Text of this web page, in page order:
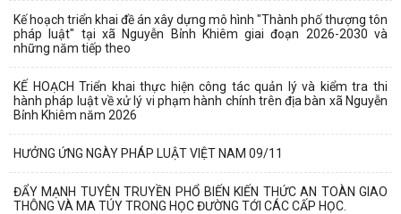
Kế hoạch triển khai đề án xây dựng mô hình "Thành phố thượng tôn
pháp luật" tại xã Nguyễn Bỉnh Khiêm giai đoạn 2026-2030 và
những năm tiếp theo
KẾ HOẠCH Triển khai thực hiện công tác quản lý và kiểm tra thi
hành pháp luật về xử lý vi phạm hành chính trên địa bàn xã Nguyễn
Bỉnh Khiêm năm 2026
HƯỞNG ỨNG NGÀY PHÁP LUẬT VIỆT NAM 09/11
ĐẨY MẠNH TUYÊN TRUYỀN PHỔ BIẾN KIẾN THỨC AN TOÀN GIAO
THÔNG VÀ MA TÚY TRONG HỌC ĐƯỜNG TỚI CÁC CẤP HỌC.